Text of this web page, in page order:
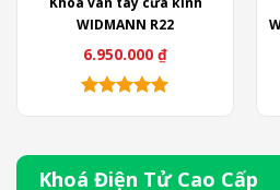
6.950.000₫